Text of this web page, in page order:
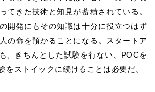
てきた技術と知見が蓄積されている。
開発にもその知識は十分に役立つはず
の命を預かることになる。スタートア
、きちんとした試験を行ない、POCを
をストイックに続けることは必要だ。